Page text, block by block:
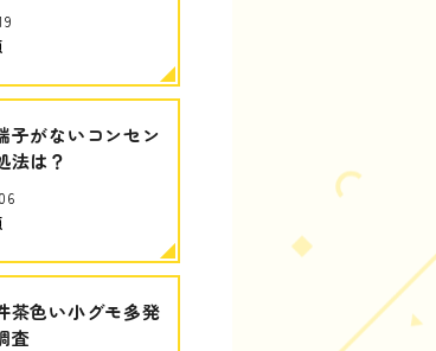
子がないコンセン
法は？
茶色い小グモ多発
査